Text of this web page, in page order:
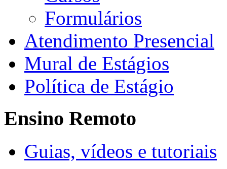
Formulários
Atendimento Presencial
Mural de Estágios
Política de Estágio
Ensino Remoto
Guias, vídeos e tutoriais